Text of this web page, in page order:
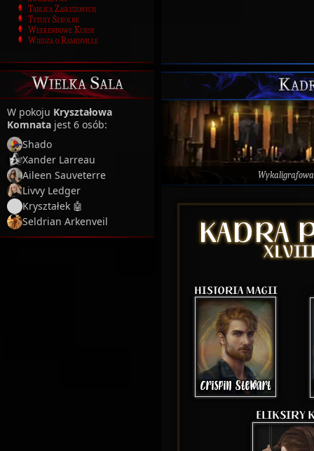
Tablica Zasłużonych
Tytuły Szkolne
Weekendowe Kursy
Wiedza o Ramesville
Wielka Sala
W pokoju Kryształowa
Komnata jest 6 osób:
Shado
Xander Larreau
Aileen Sauveterre
Livvy Ledger
Kryształek 🤖
Seldrian Arkenveil